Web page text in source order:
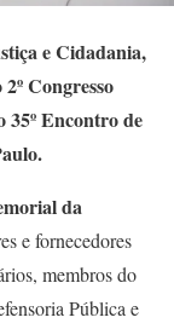
e Cidadania,
Congresso
35º Encontro de
da
e fornecedores
membros do
Pública e